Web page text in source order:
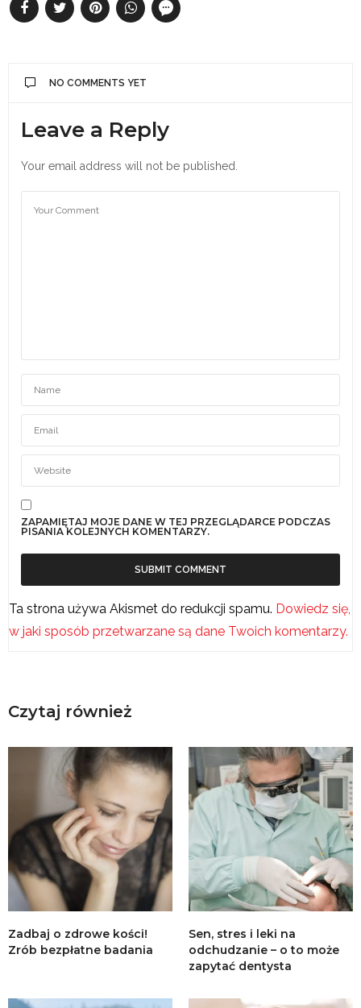
NO COMMENTS YET
Leave a Reply
Your email address will not be published.
ZAPAMIĘTAJ MOJE DANE W TEJ PRZEGLĄDARCE PODCZAS
PISANIA KOLEJNYCH KOMENTARZY.
Ta strona używa Akismet do redukcji spamu. Dowiedz się,
w jaki sposób przetwarzane są dane Twoich komentarzy.
Czytaj również
Zadbaj o zdrowe kości!
Zrób bezpłatne badania
Sen, stres i leki na
odchudzanie – o to może
zapytać dentysta